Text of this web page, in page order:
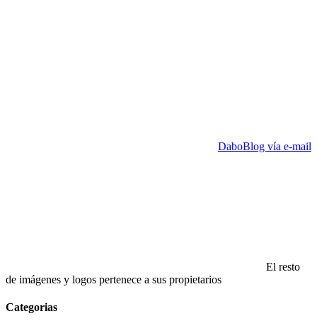
DaboBlog vía e-mail
El resto
de imágenes y logos pertenece a sus propietarios
Categorias